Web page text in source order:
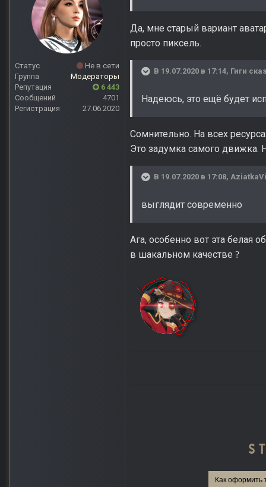
Статус
Не в сети
Группа
Модераторы
Репутация
6 443
Сообщений
4701
Регистрация
27.06.2020
Да, мне старый вариант
просто пиксель.
В 19.07.2020 в 17:14, Гиги
Надеюсь, это ещё будет
Сомнительно. На всех
Это задумка самого движка.
В 19.07.2020 в 17:08,
выглядит современно
Ага, особенно вот эта белая
в шакальном качестве ?
Как оформить